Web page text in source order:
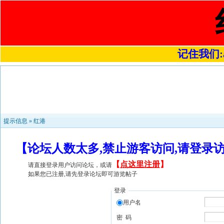
记住我们
提示信息 » 红港
【论坛人数太多,禁止游客访问,请登
请直接登录用户访问论坛，或请 【 点这里注册】
如果您已注册,请先登录论坛即可游览帖子
登录
用户名
密 码